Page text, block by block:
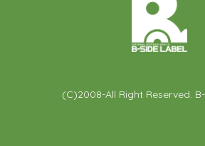
(C)2008-All Right Reserved. B-